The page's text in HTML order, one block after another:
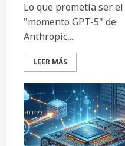
Lo que prometía ser el
"momento GPT-5" de
Anthropic,...
LEER MÁS